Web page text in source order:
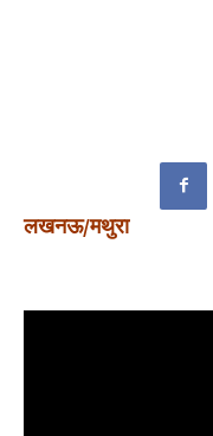
लखनऊ/मथुरा